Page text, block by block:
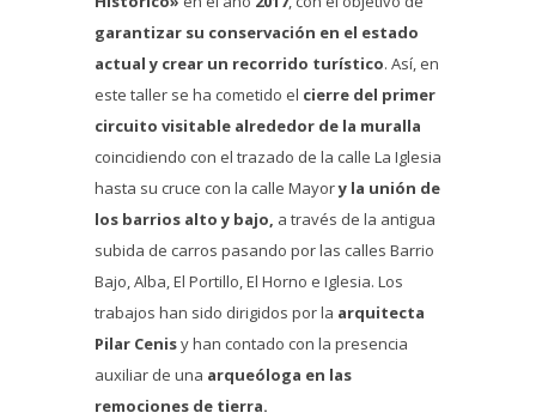
garantizar su conservación en el estado
actual y crear un recorrido turístico. Así, en
este taller se ha cometido el cierre del primer
circuito visitable alrededor de la muralla
coincidiendo con el trazado de la calle La Iglesia
hasta su cruce con la calle Mayory la unión de
los barrios alto y bajo, a través de la antigua
subida de carros pasando por las calles Barrio
Bajo, Alba, El Portillo, El Horno e Iglesia. Los
trabajos han sido dirigidos por la arquitecta
Pilar Cenisy han contado con la presencia
auxiliar de una arqueóloga en las
remociones de tierra.